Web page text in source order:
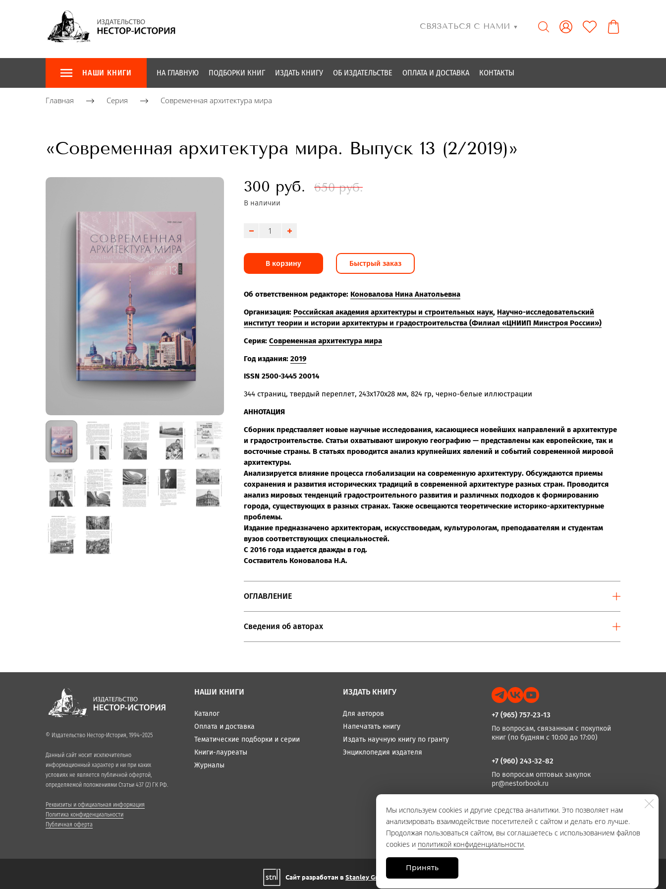
СВЯЗАТЬСЯ С НАМИ ▼
НАШИ КНИГИ НА ГЛАВНУЮ ПОДБОРКИ КНИГ ИЗДАТЬ КНИГУ ОБ ИЗДАТЕЛЬСТВЕ ОПЛАТА И ДОСТАВКА КОНТАКТЫ
Главная Серия Современная архитектура мира
«Современная архитектура мира. Выпуск 13 (2/2019)»
300 руб. 650 руб.
В наличии
В корзину Быстрый заказ
Об ответственном редакторе: Коновалова Нина Анатольевна
Организация: Российская академия архитектуры и строительных наук, Научно-исследовательский
институт теории и истории архитектуры и градостроительства (Филиал «ЦНИИП Минстроя России»)
Серия: Современная архитектура мира
Год издания: 2019
ISSN 2500-3445 20014
344 страниц, твердый переплет, 243x170x28 мм, 824 гр, черно-белые иллюстрации
АННОТАЦИЯ
Сборник представляет новые научные исследования, касающиеся новейших направлений в архитектуре
и градостроительстве. Статьи охватывают широкую географию — представлены как европейские, так и
восточные страны. В статьях проводится анализ крупнейших явлений и событий современной мировой
архитектуры.
Анализируется влияние процесса глобализации на современную архитектуру. Обсуждаются приемы
сохранения и развития исторических традиций в современной архитектуре разных стран. Проводится
анализ мировых тенденций градостроительного развития и различных подходов к формированию
города, существующих в разных странах. Также освещаются теоретические историко-архитектурные
проблемы.
Издание предназначено архитекторам, искусствоведам, культурологам, преподавателям и студентам
вузов соответствующих специальностей.
С 2016 года издается дважды в год.
Составитель Коновалова Н.А.
ОГЛАВЛЕНИЕ
Сведения об авторах
© Издательство Нестор-История, 1994–2025
Данный сайт носит исключительно
информационный характер и ни при каких
условиях не является публичной офертой,
определяемой положениями Статьи 437 (2) ГК РФ.
Реквизиты и официальная информация
Политика конфиденциальности
Публичная оферта
НАШИ КНИГИ
Каталог
Оплата и доставка
Тематические подборки и серии
Книги-лауреаты
Журналы
ИЗДАТЬ КНИГУ
Для авторов
Напечатать книгу
Издать научную книгу по гранту
Энциклопедия издателя
+7 (965) 757-23-13
По вопросам, связанным с покупкой
книг (по будням с 10:00 до 17:00)
+7 (960) 243-32-82
По вопросам оптовых закупок
pr@nestorbook.ru
+7 (812) 983-03-74, +7 (812) 235 15 86
По вопросам издания книг
(по будням с 10:00 до 17:00)
Мы используем cookies и другие средства аналитики. Это позволяет нам
анализировать взаимодействие посетителей с сайтом и делать его лучше.
Продолжая пользоваться сайтом, вы соглашаетесь с использованием файлов
cookies и политикой конфиденциальности.
Принять
Сайт разработан в Stanley Group, 2021.